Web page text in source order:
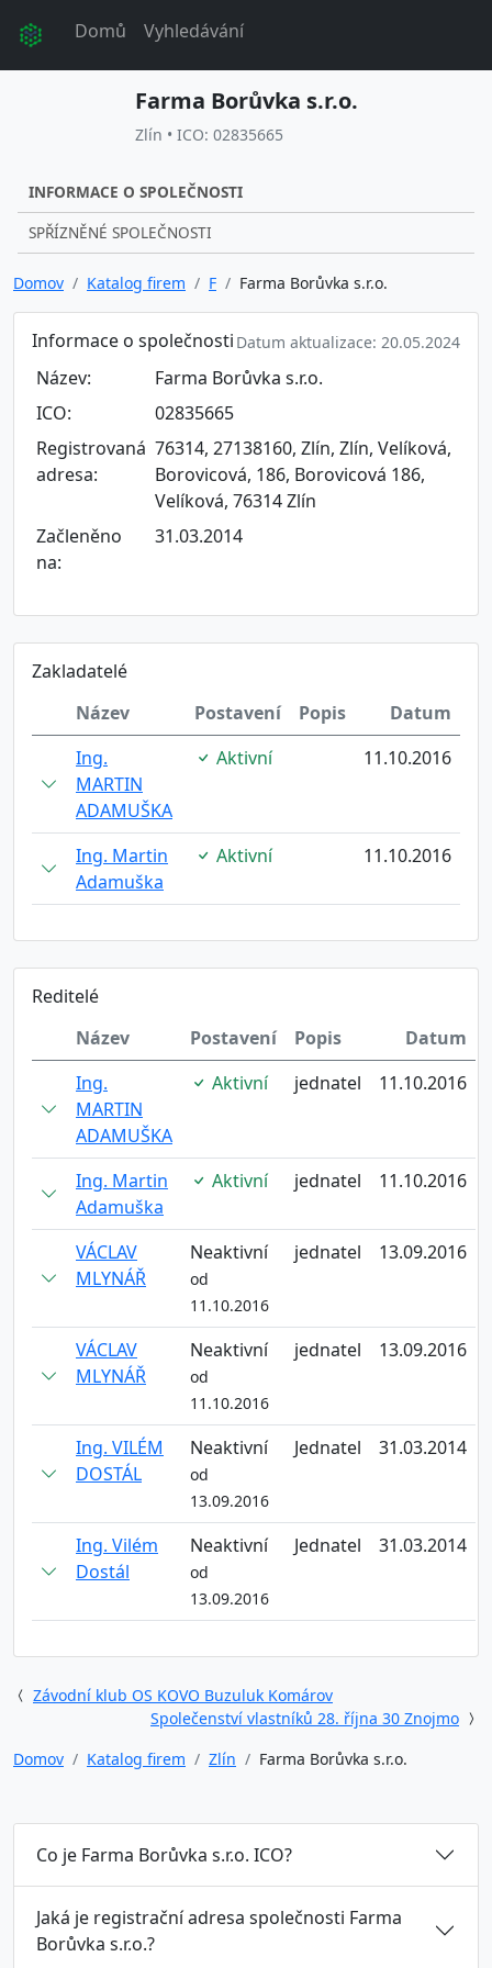
Domů Vyhledávání
Farma Borůvka s.r.o.
Zlín • ICO: 02835665
INFORMACE O SPOLEČNOSTI
SPŘÍZNĚNÉ SPOLEČNOSTI
Domov Katalog firem F Farma Borůvka s.r.o.
Informace o společnosti Datum aktualizace: 20.05.2024
Název:
Farma Borůvka s.r.o.
ICO:
02835665
Registrovaná
adresa:
76314, 27138160, Zlín, Zlín, Velíková,
Borovicová, 186, Borovicová 186,
Velíková, 76314 Zlín
Začleněno
na:
31.03.2014
Zakladatelé
Název
Postavení Popis
Datum
Ing.
MARTIN
ADAMUŠKA
Aktivní 11.10.2016
Ing. Martin
Adamuška
Aktivní 11.10.2016
Reditelé
Název
Postavení Popis
Datum
Ing.
MARTIN
ADAMUŠKA
Aktivní jednatel 11.10.2016
Ing. Martin
Adamuška
Aktivní jednatel 11.10.2016
VÁCLAV
MLYNÁŘ
Neaktivní
od
11.10.2016
jednatel 13.09.2016
VÁCLAV
MLYNÁŘ
Neaktivní
od
11.10.2016
jednatel 13.09.2016
Ing. VILÉM
DOSTÁL
Neaktivní
od
13.09.2016
Jednatel 31.03.2014
Ing. Vilém
Dostál
Neaktivní
od
13.09.2016
Jednatel 31.03.2014
Závodní klub OS KOVO Buzuluk Komárov
Společenství vlastníků 28. října 30 Znojmo
Domov
Katalog firem Zlín Farma Borůvka s.r.o.
Co je Farma Borůvka s.r.o. ICO?
Jaká je registrační adresa společnosti Farma
Borůvka s.r.o.?